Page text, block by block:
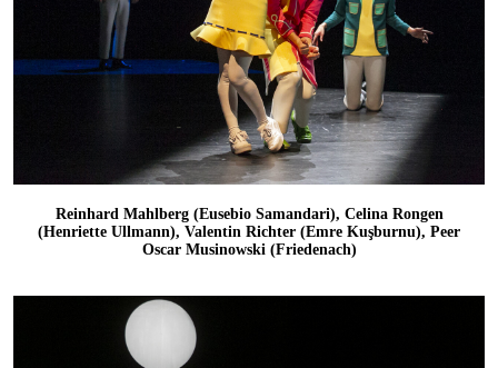
Reinhard Mahlberg (Eusebio Samandari), Celina Rongen
(Henriette Ullmann), Valentin Richter (Emre Kuşburnu), Peer
Oscar Musinowski (Friedenach)